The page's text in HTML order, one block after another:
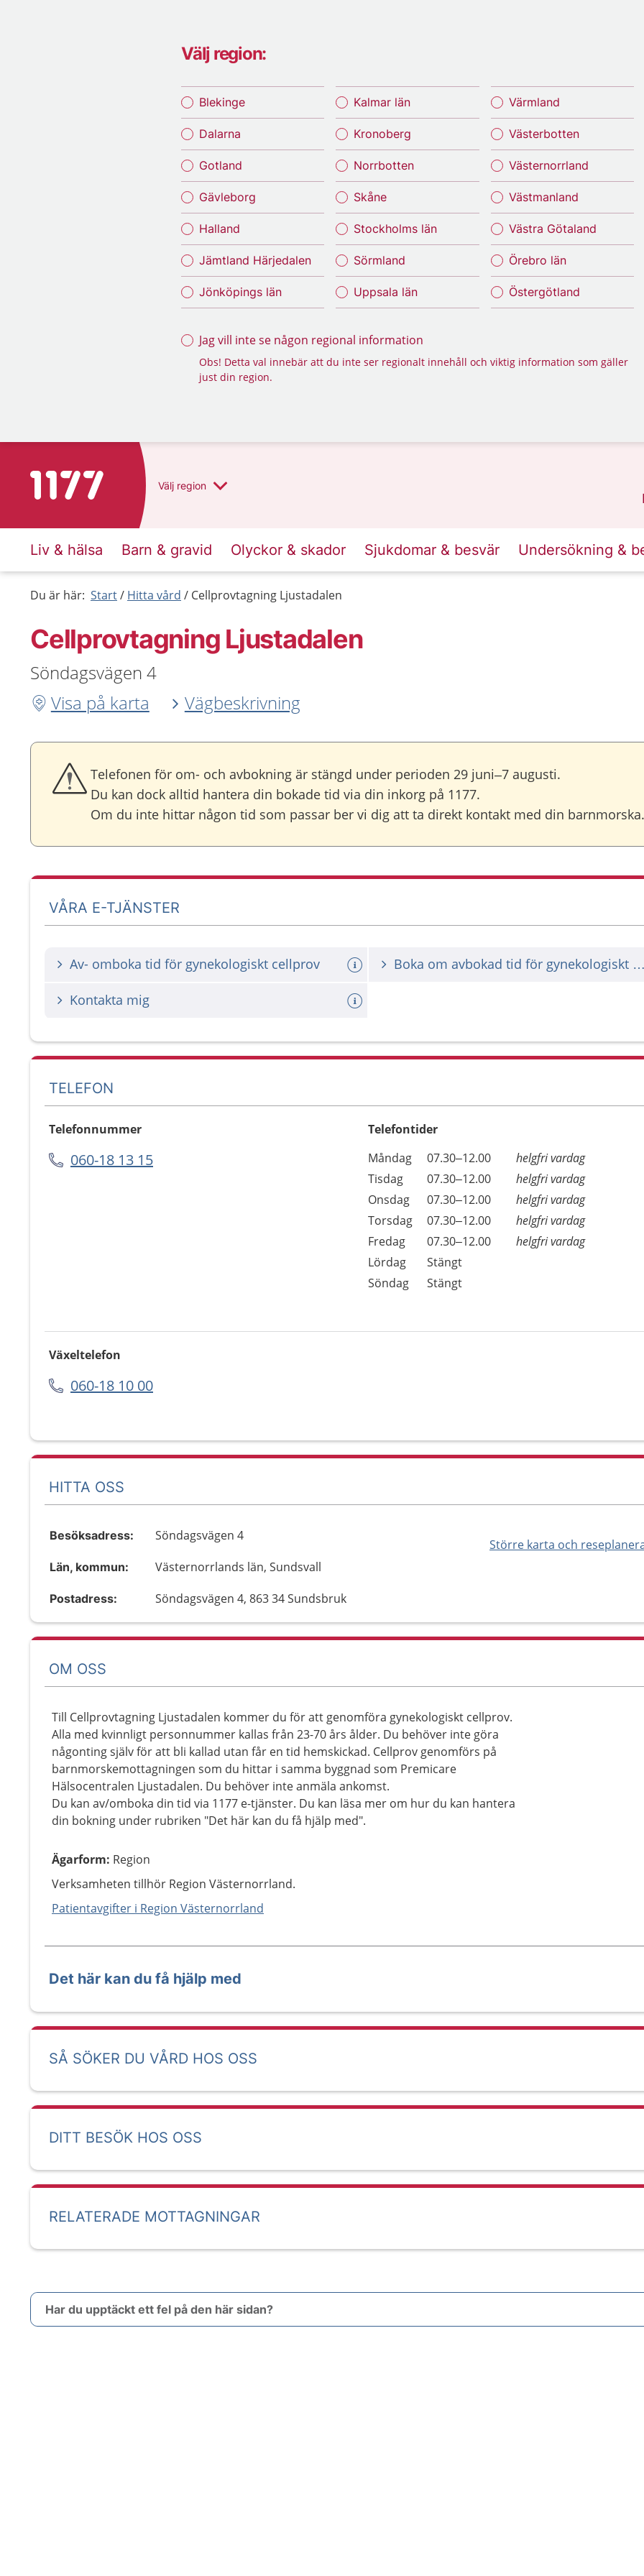
Välj region:
Blekinge
Dalarna
Gotland
Gävleborg
Halland
Jämtland Härjedalen
Jönköpings län
Kalmar län
Kronoberg
Norrbotten
Skåne
Stockholms län
Sörmland
Uppsala län
Värmland
Västerbotten
Västernorrland
Västmanland
Västra Götaland
Örebro län
Östergötland
Jag vill inte se någon regional information
Obs! Detta val innebär att du inte ser regionalt innehåll och viktig information som gäller
just din region.
Till startsidan för 1177 Välj region
Liv & hälsa Barn & gravid Olyckor & skador Sjukdomar & besvär Undersökning &
Du är här: Start Hitta vård Cellprovtagning Ljustadalen
Cellprovtagning Ljustadalen
Söndagsvägen 4
Visa på karta
Vägbeskrivning
Telefonen för om- och avbokning är stängd under perioden 29 juni–7 augusti.
Du kan dock alltid hantera din bokade tid via din inkorg på 1177.
Om du inte hittar någon tid som passar ber vi dig att ta direkt kontakt med din barnmorska.
VÅRA E-TJÄNSTER
Av- omboka tid för gynekologiskt cellprov Boka om avbokad tid för
Kontakta mig
TELEFON
Telefonnummer
060-18 13 15
Telefontider
Dag
Öppettider
Kommentarer
Måndag 07.30–12.00
helgfri vardag
Tisdag
07.30–12.00
helgfri vardag
Onsdag
07.30–12.00
helgfri vardag
Torsdag
07.30–12.00
helgfri vardag
Fredag
07.30–12.00
helgfri vardag
Lördag
Stängt
Söndag
Stängt
Växeltelefon
060-18 10 00
HITTA OSS
Större karta och
Besöksadress: Söndagsvägen 4
Län, kommun: Västernorrlands län, Sundsvall
Postadress: Söndagsvägen 4, 863 34 Sundsbruk
OM OSS
Till Cellprovtagning Ljustadalen kommer du för att genomföra gynekologiskt cellprov.
Alla med kvinnligt personnummer kallas från 23-70 års ålder. Du behöver inte göra
någonting själv för att bli kallad utan får en tid hemskickad. Cellprov genomförs på
barnmorskemottagningen som du hittar i samma byggnad som Premicare
Hälsocentralen Ljustadalen. Du behöver inte anmäla ankomst.
Du kan av/omboka din tid via 1177 e-tjänster. Du kan läsa mer om hur du kan hantera
din bokning under rubriken "Det här kan du få hjälp med".
Ägarform: Region
Verksamheten tillhör Region Västernorrland.
Patientavgifter i Region Västernorrland
Det här kan du få hjälp med
SÅ SÖKER DU VÅRD HOS OSS
DITT BESÖK HOS OSS
RELATERADE MOTTAGNINGAR
Har du upptäckt ett fel på den här sidan?